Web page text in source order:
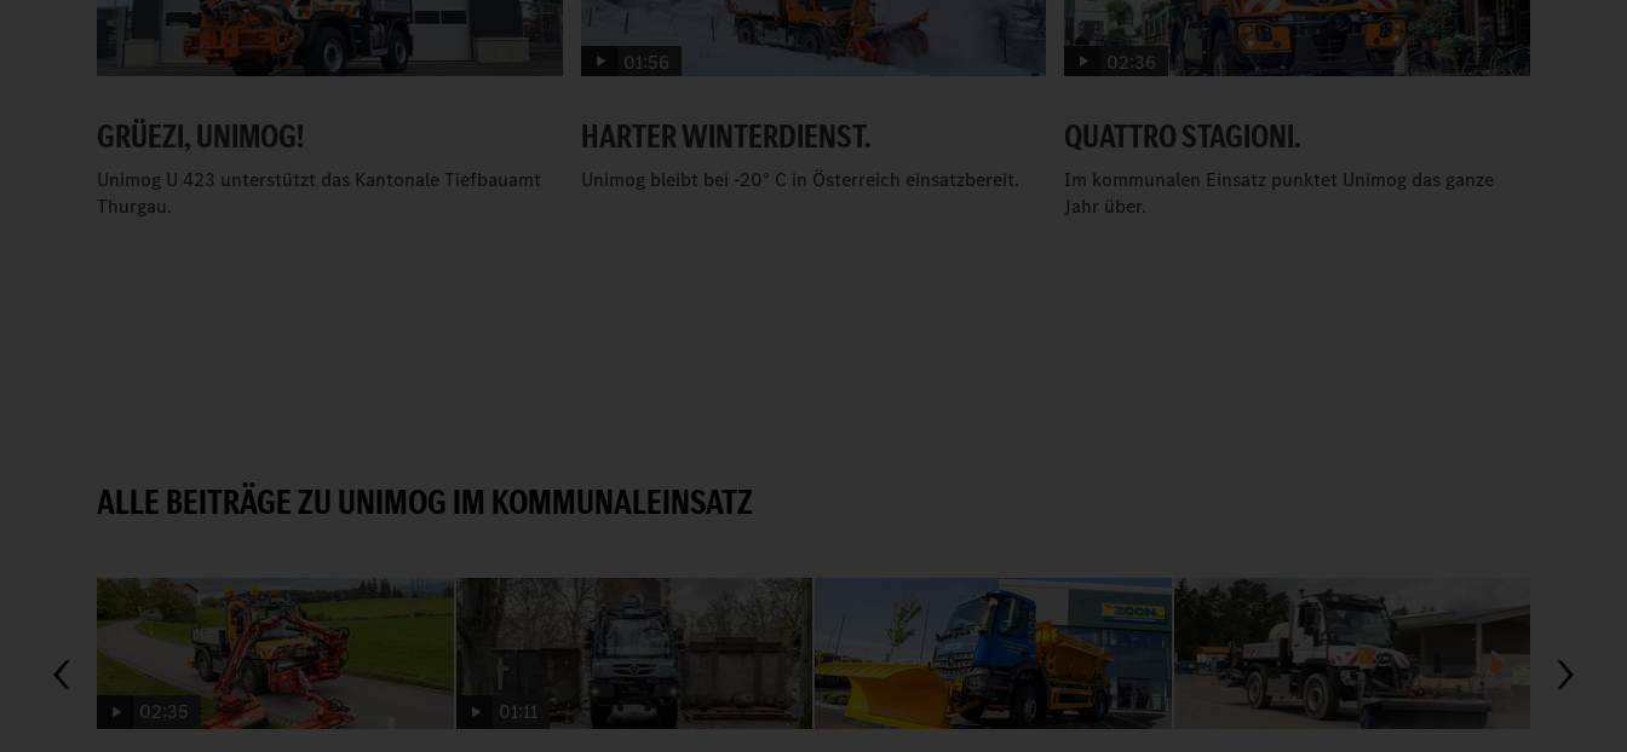
GRÜEZI, UNIMOG!
Unimog U 423 unterstützt das Kantonale Tiefbauamt
Thurgau.
01:56
HARTER WINTERDIENST.
Unimog bleibt bei -20° C in Österreich einsatzbereit.
02:36
QUATTRO STAGIONI.
Im kommunalen Einsatz punktet Unimog das ganze
Jahr über.
ALLE BEITRÄGE ZU UNIMOG IM KOMMUNALEINSATZ
02:35 01:11